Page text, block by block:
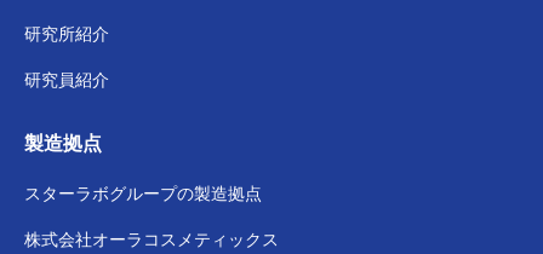
研究所紹介
研究員紹介
製造拠点
スターラボグループの製造拠点
株式会社オーラコスメティックス